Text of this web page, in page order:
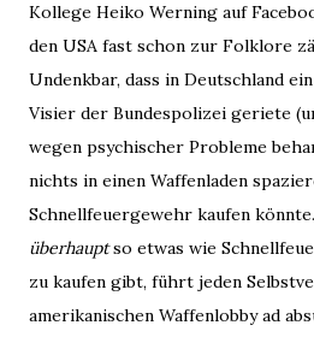
Kollege Heiko Werning auf
den USA fast schon zur Folklore
Undenkbar, dass in Deutschland
Visier der Bundespolizei geriete
wegen psychischer Probleme
nichts in einen Waffenladen
Schnellfeuergewehr kaufen
überhauptso etwas wie
zu kaufen gibt, führt jeden
amerikanischen Waffenlobby ad